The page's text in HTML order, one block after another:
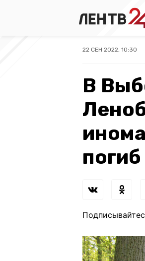
22 СЕН 2022, 10:30
В
погиб